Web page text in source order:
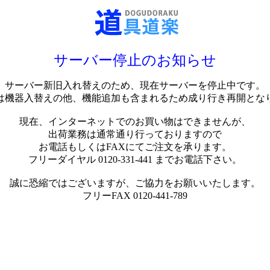
サーバー停止のお知らせ
サーバー新旧入れ替えのため、現在サーバーを停止中です。
機器入替えの他、機能追加も含まれるため成り行き再開とな
現在、インターネットでのお買い物はできませんが、
出荷業務は通常通り行っておりますので
お電話もしくはFAXにてご注文を承ります。
フリーダイヤル 0120-331-441 までお電話下さい。
誠に恐縮ではございますが、ご協力をお願いいたします。
フリーFAX 0120-441-789